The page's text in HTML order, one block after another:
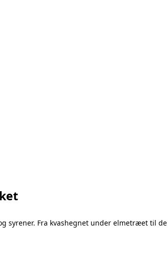
syrener. Fra kvashegnet under elmetræet til